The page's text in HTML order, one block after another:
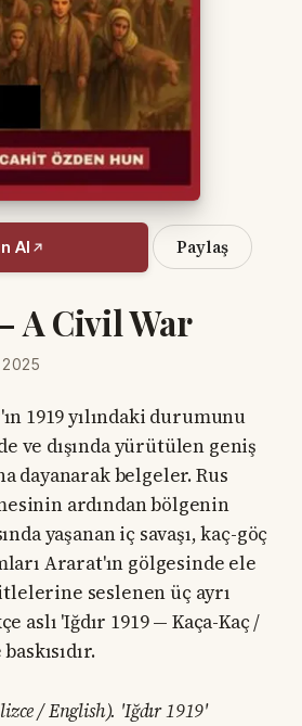
Al Paylaş
A Civil War
2025
1919 yılındaki durumunu
ve dışında yürütülen geniş
dayanarak belgeler. Rus
ardından bölgenin
yaşanan iç savaşı, kaç-göç
Ararat'ın gölgesinde ele
seslenen üç ayrı
aslı 'Iğdır 1919 — Kaça-Kaç /
/ English). 'Iğdır 1919'